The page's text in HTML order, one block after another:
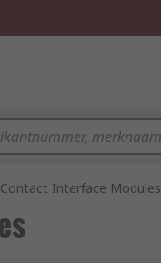
Interface Modules